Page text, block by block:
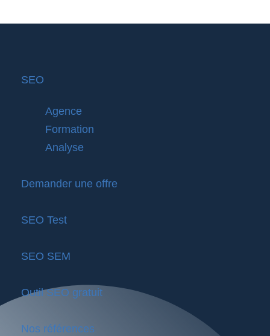
SEO
Agence
Formation
Analyse
Demander une offre
SEO Test
SEO SEM
Outil SEO gratuit
Nos références